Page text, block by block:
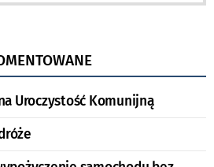
Uroczystość Komunijną